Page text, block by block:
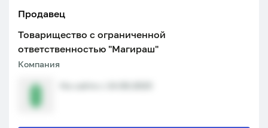
Продавец
Товарищество с ограниченной
ответственностью "Магираш"
Компания